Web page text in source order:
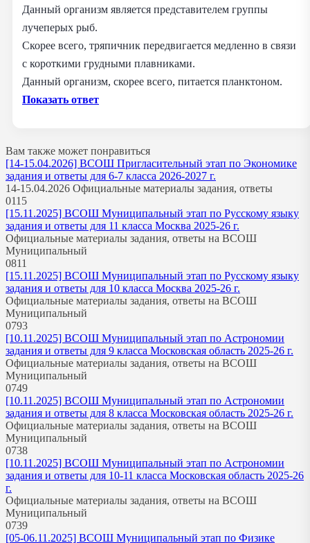
Данный организм является представителем группы
лучеперых рыб.
Скорее всего, тряпичник передвигается медленно в связи
с короткими грудными плавниками.
Данный организм, скорее всего, питается планктоном.
Показать ответ
Вам также может понравиться
[14-15.04.2026] ВСОШ Пригласительный этап по Экономике
задания и ответы для 6-7 класса 2026-2027 г.
14-15.04.2026 Официальные материалы задания, ответы
0115
[15.11.2025] ВСОШ Муниципальный этап по Русскому языку
задания и ответы для 11 класса Москва 2025-26 г.
Официальные материалы задания, ответы на ВСОШ
Муниципальный
0811
[15.11.2025] ВСОШ Муниципальный этап по Русскому языку
задания и ответы для 10 класса Москва 2025-26 г.
Официальные материалы задания, ответы на ВСОШ
Муниципальный
0793
[10.11.2025] ВСОШ Муниципальный этап по Астрономии
задания и ответы для 9 класса Московская область 2025-26 г.
Официальные материалы задания, ответы на ВСОШ
Муниципальный
0749
[10.11.2025] ВСОШ Муниципальный этап по Астрономии
задания и ответы для 8 класса Московская область 2025-26 г.
Официальные материалы задания, ответы на ВСОШ
Муниципальный
0738
[10.11.2025] ВСОШ Муниципальный этап по Астрономии
задания и ответы для 10-11 класса Московская область 2025-26
г.
Официальные материалы задания, ответы на ВСОШ
Муниципальный
0739
[05-06.11.2025] ВСОШ Муниципальный этап по Физике